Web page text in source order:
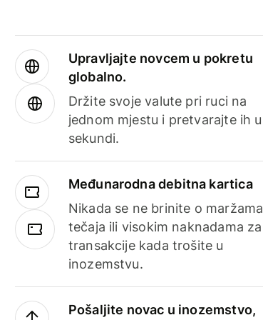
Upravljajte novcem u pokretu
globalno.
Držite svoje valute pri ruci na
jednom mjestu i pretvarajte ih u
sekundi.
Međunarodna debitna kartica
Nikada se ne brinite o maržama
tečaja ili visokim naknadama za
transakcije kada trošite u
inozemstvu.
Pošaljite novac u inozemstvo,